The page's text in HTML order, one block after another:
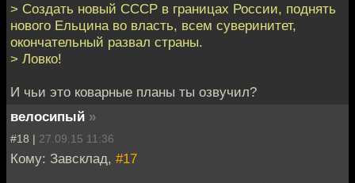
> Создать новый СССР в границах России, поднять
нового Ельцина во власть, всем суверинитет,
окончательный развал страны.
> Ловко!
И чьи это коварные планы ты озвучил?
велосипый »
#18 | 27.09.15 11:36
Кому: Завсклад, #17